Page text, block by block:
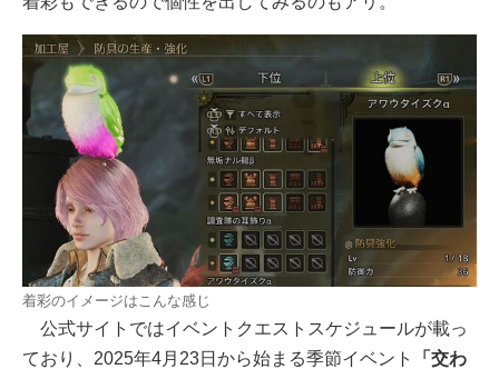
着彩のイメージはこんな感じ
公式サイトではイベントクエストスケジュールが載っ
ており、2025年4月23日から始まる季節イベント
「交わ